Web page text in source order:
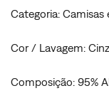
Categoria: Camisas
Cor / Lavagem:
Composição: 95%